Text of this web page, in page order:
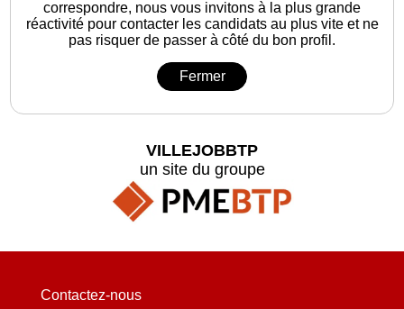
correspondre, nous vous invitons à la plus grande
réactivité pour contacter les candidats au plus vite et ne
pas risquer de passer à côté du bon profil.
Fermer
VILLEJOBBTP
un site du groupe
Contactez-nous